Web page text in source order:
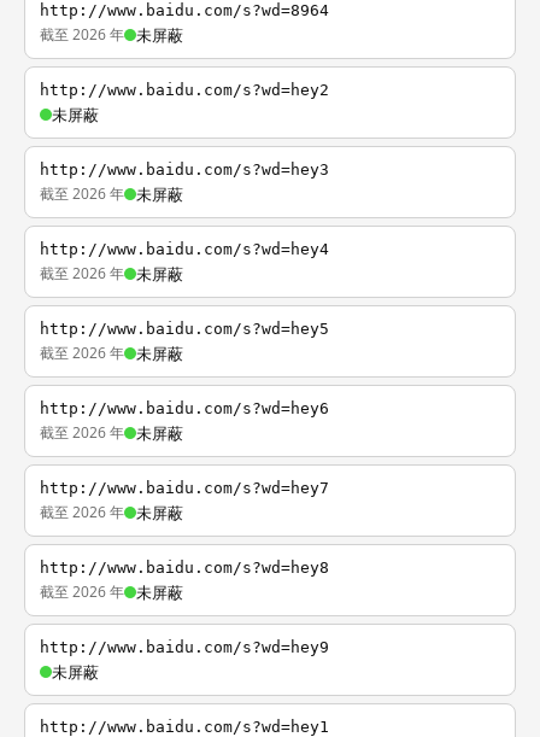
http://www.baidu.com/s?wd=8964
截至 2026 年 未屏蔽
http://www.baidu.com/s?wd=hey2
未屏蔽
http://www.baidu.com/s?wd=hey3
截至 2026 年 未屏蔽
http://www.baidu.com/s?wd=hey4
截至 2026 年 未屏蔽
http://www.baidu.com/s?wd=hey5
截至 2026 年 未屏蔽
http://www.baidu.com/s?wd=hey6
截至 2026 年 未屏蔽
http://www.baidu.com/s?wd=hey7
截至 2026 年 未屏蔽
http://www.baidu.com/s?wd=hey8
截至 2026 年 未屏蔽
http://www.baidu.com/s?wd=hey9
未屏蔽
http://www.baidu.com/s?wd=hey1